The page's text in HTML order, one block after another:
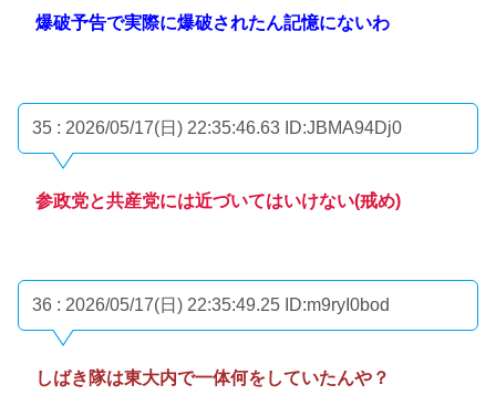
爆破予告で実際に爆破されたん記憶にないわ
35 : 2026/05/17(日) 22:35:46.63 ID:JBMA94Dj0
参政党と共産党には近づいてはいけない(戒め)
36 : 2026/05/17(日) 22:35:49.25 ID:m9ryI0bod
しばき隊は東大内で一体何をしていたんや？